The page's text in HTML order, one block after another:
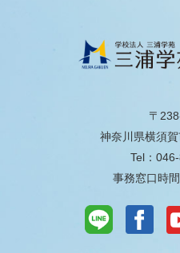
〒
神奈川県横須
Tel：
事務窓口時